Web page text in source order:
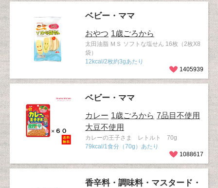
ベビー・ママ
おやつ 1歳ごろから
太田油脂 ＭＳ ソフトな塩せん 16枚（2枚X8
袋）
12kcal/2枚約3gあたり
1405939
ベビー・ママ
カレー 1歳ごろから 7品目不使用
大豆不使用
カレーの王子さま レトルト 70g
79kcal/1食分（70g）あたり
1088617
香辛料・調味料・マスタード・